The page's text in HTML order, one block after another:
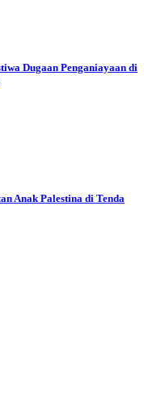
Dugaan Penganiayaan di
Anak Palestina di Tenda